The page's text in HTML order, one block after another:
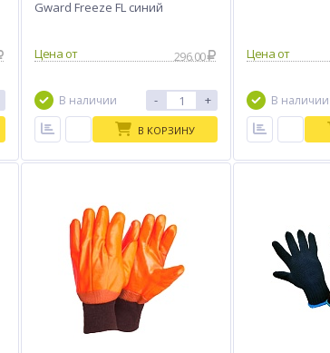
Gward Freeze FL синий
Цена от 296.00
В наличии - +
В КОРЗИНУ
Цена от
В наличии